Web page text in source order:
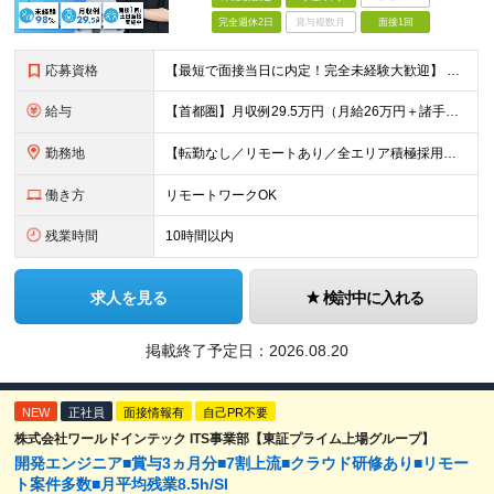
完全週休2日 賞与複数月 面接1回
応募資格 【最短で面接当日に内定！完全未経験大歓迎】 ・業種／職種未経験歓迎 ・社会人デビュー、第二新卒、既卒者大歓迎 ・学歴不問（文系、理系不問） ・20代～30代、男女問わず活躍中 ・服装、髪色自由 ・明確
給与 【首都圏】月収例29.5万円（月給26万円＋諸手当） 【東海・関西】月収例28.5万円（月給25万円＋諸手当） 【九州】月収例26万円（月給23万円＋諸手当） ※経験・スキル・前職給与を踏まえ、総合
勤務地 【転勤なし／リモートあり／全エリア積極採用中】 ・大手企業のプロジェクトが中心 ・勤務エリアは希望を考慮し決定 ・研修はリモートメインで実施します ・U&Iターンの方も大歓迎◎ ＜主なエリア＞ ■首
働き方 リモートワークOK
残業時間 10時間以内
求人を見る 検討中に入れる
掲載終了予定日： 2026.08.20
NEW 正社員 面接情報有 自己PR不要
株式会社ワールドインテック ITS事業部【東証プライム上場グループ】
開発エンジニア■賞与3ヵ月分■7割上流■クラウド研修あり■リモー
ト案件多数■月平均残業8.5h/SI